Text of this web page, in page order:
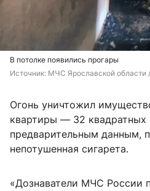
В потолке появились прогары
Источник: МЧС Ярославской области
Огонь уничтожил
квартиры — 32 квадратных
предварительным данным,
непотушенная сигарета.
«Дознаватели МЧС России